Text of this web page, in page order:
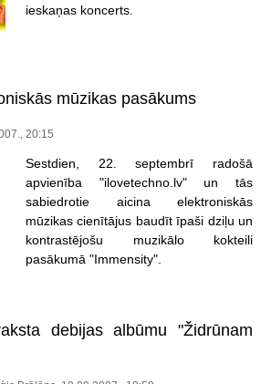
ieskaņas koncerts.
mūzikas pasākums
20:15
Sestdien, 22. septembrī radošā
apvienība "ilovetechno.lv" un tās
sabiedrotie aicina elektroniskās
mūzikas cienītājus baudīt īpaši dziļu un
kontrastējošu muzikālo kokteili
pasākumā "Immensity".
debijas albūmu "Židrūnam